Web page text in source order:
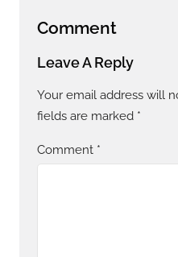
Comment
Leave A Reply
Your email address will
fields are marked *
Comment *